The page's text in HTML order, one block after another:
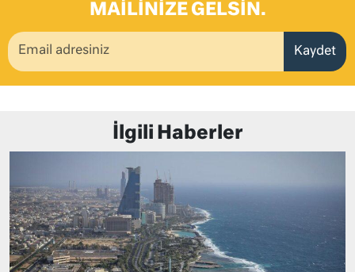
MAILINIZE GELSIN.
Kaydet
İlgili Haberler